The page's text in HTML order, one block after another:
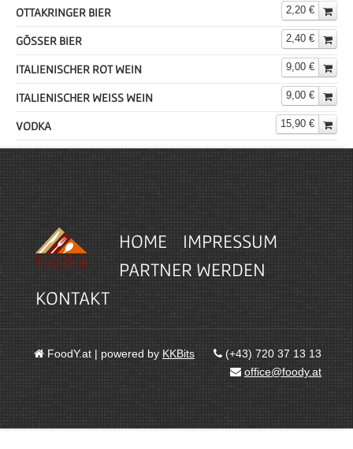
OTTAKRINGER BIER 2,20 €
GÖSSER BIER 2,40 €
ITALIENISCHER ROT WEIN 9,00 €
ITALIENISCHER WEISS WEIN 9,00 €
VODKA 15,90 €
HOME
IMPRESSUM
PARTNER WERDEN
KONTAKT
FoodY.at | powered by KKBits
(+43) 720 37 13 13
office@foody.at